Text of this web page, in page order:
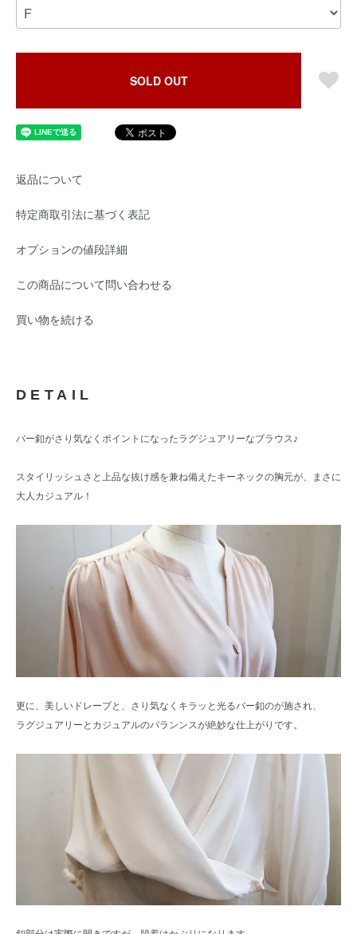
SOLD OUT
返品について
特定商取引法に基づく表記
オプションの値段詳細
この商品について問い合わせる
買い物を続ける
DETAIL
バー釦がさり気なくポイントになったラグジュアリーなブラウス♪
スタイリッシュさと上品な抜け感を兼ね備えたキーネックの胸元が、まさに
大人カジュアル！
更に、美しいドレープと、さり気なくキラッと光るバー釦のが施され、
ラグジュアリーとカジュアルのバランンスが絶妙な仕上がりです。